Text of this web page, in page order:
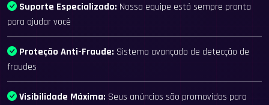
Suporte Especializado: Nossa equipe está sempre pronta
para ajudar você
Proteção Anti-Fraude: Sistema avançado de detecção de
fraudes
Visibilidade Máxima: Seus anúncios são promovidos para